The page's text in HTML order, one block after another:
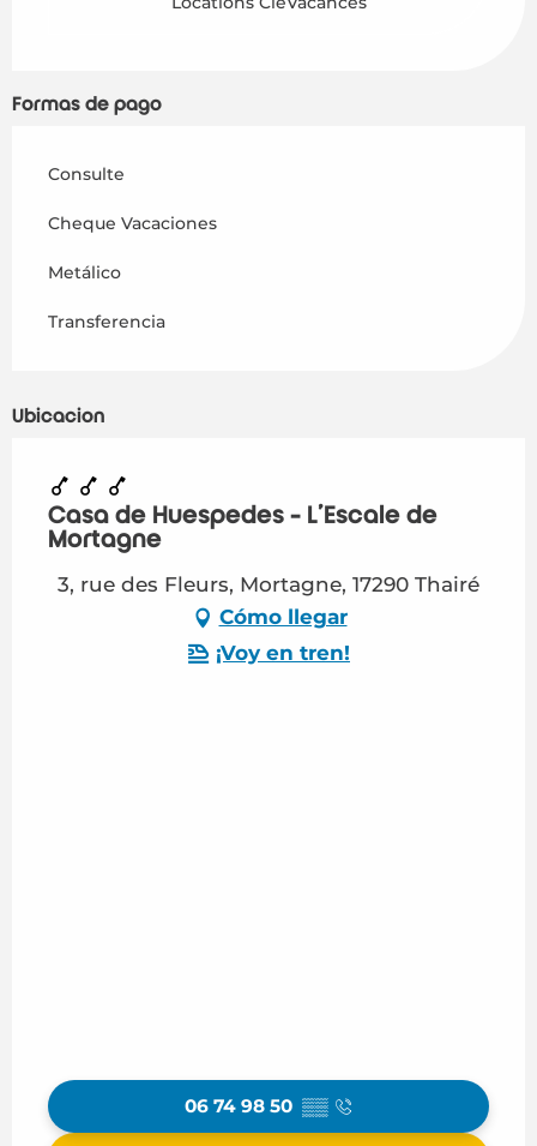
Formas de pago
Consulte
Cheque Vacaciones
Metálico
Transferencia
Ubicación
Casa de Huespedes - L'Escale de
Mortagne
3, rue des Fleurs, Mortagne, 17290 Thairé
Cómo llegar
¡Voy en tren!
06 74 98 50 ▒▒